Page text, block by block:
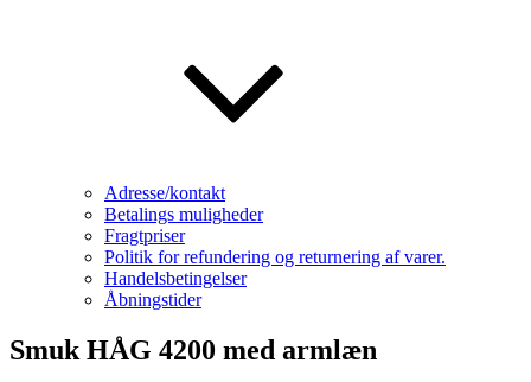
Adresse/kontakt
Betalings muligheder
Fragtpriser
Politik for refundering og returnering af varer.
Handelsbetingelser
Åbningstider
Smuk HÅG 4200 med armlæn